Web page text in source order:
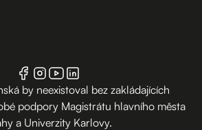
by neexistoval bez zakládajících
podpory Magistrátu hlavního města
a Univerzity Karlovy.